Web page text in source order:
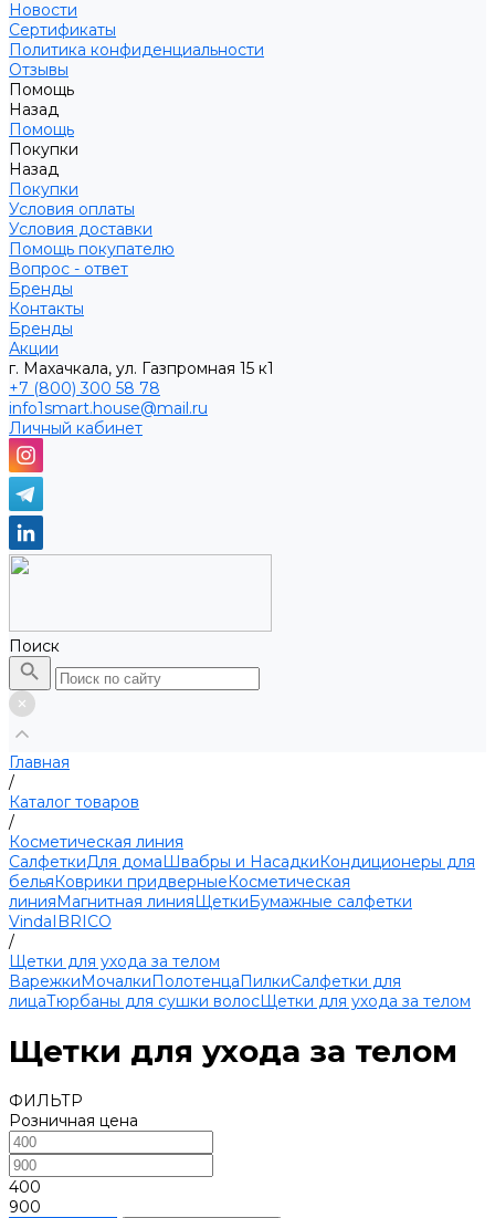
Новости
Сертификаты
Политика конфиденциальности
Отзывы
Помощь
Назад
Помощь
Покупки
Назад
Покупки
Условия оплаты
Условия доставки
Помощь покупателю
Вопрос - ответ
Бренды
Контакты
Бренды
Акции
г. Махачкала, ул. Газпромная 15 к1
+7 (800) 300 58 78
info1smart.house@mail.ru
Личный кабинет
Поиск
Главная
/
Каталог товаров
/
Косметическая линия
СалфеткиДля домаШвабры и НасадкиКондиционеры для
бельяКоврики придверныеКосметическая
линияМагнитная линияЩеткиБумажные салфетки
VindaIBRICO
/
Щетки для ухода за телом
ВарежкиМочалкиПолотенцаПилкиСалфетки для
лицаТюрбаны для сушки волосЩетки для ухода за телом
Щетки для ухода за телом
ФИЛЬТР
Розничная цена
400
900